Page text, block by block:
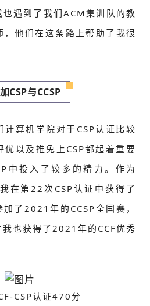
遇到了我们ACM集训队的教
他们在这条路上帮助了我很
CSP与CCSP
算机学院对于CSP认证比较
以及推免上CSP都起着重要
中投入了较多的精力。作为
在第22次CSP认证中获得了
了2021年的CCSP全国赛，
也获得了2021年的CCF优秀
CSP认证470分